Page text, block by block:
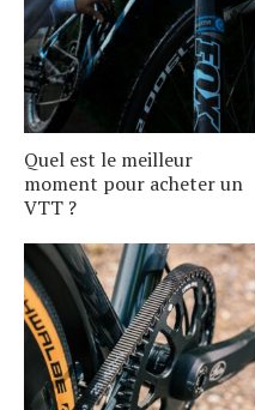
Quel est le meilleur
moment pour acheter un
VTT ?